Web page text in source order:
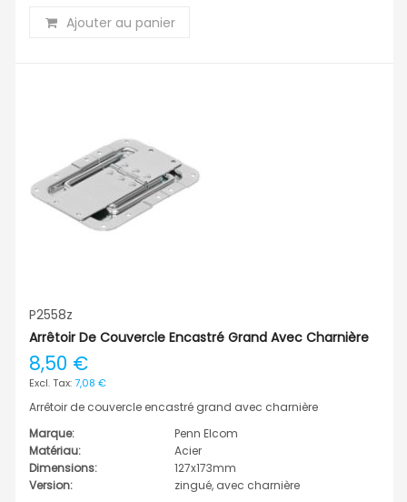
Ajouter au panier
P2558z
Arrêtoir De Couvercle Encastré Grand Avec Charnière
8,50 €
7,08 €
Arrêtoir de couvercle encastré grand avec charnière
Marque:
Penn Elcom
Matériau:
Acier
Dimensions:
127x173mm
Version:
zingué, avec charnière